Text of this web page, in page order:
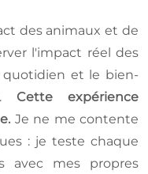
des animaux et de
l'impact réel des
et le bien-
Cette expérience
Je ne me contente
: je teste chaque
avec mes propres